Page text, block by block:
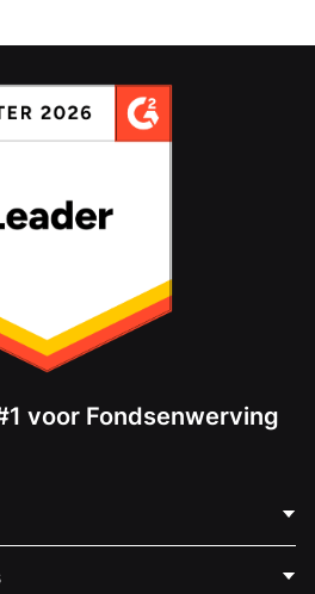
voor Fondsenwerving